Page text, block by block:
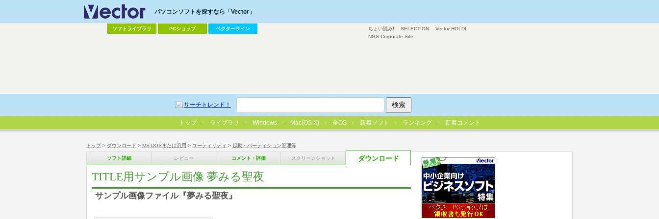
トップ> ダウンロード > MS-DOSまたは汎用 > ユーティリティ > 起動・パーティション管理等
ソフト詳細 レビュー コメント・評価 スクリーンショット ダウンロード
TITLE用サンプル画像 夢みる聖夜
サンプル画像ファイル『夢みる聖夜』
ちょい読み! SELECTION
Vector HOLDI
NGS Corporate Site
パソコンソフトを探すなら「Vector」
ソフトライブラリ PCショップ ベクターサイン
サーチトレンド！
トップ ライブラリ Windows Mac(OS X) 全OS 新着ソフト ランキング 新着コメント